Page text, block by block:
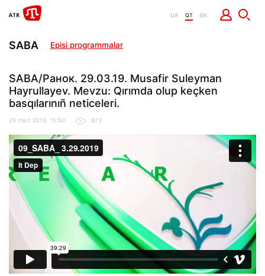
UA QT EN
SABA Episi programmalar
SABA/Ранок. 29.03.19. Musafir Suleyman
Hayrullayev. Mevzu: Qırımda olup keçken
basqılarınıñ neticeleri.
29 mart 2019, 15:50 873